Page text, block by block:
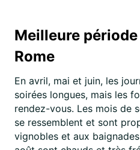
Meilleure
Rome
En avril, mai et juin, les
soirées longues, mais les
rendez-vous. Les mois de
se ressemblent et sont
vignobles et aux